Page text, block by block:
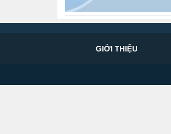
GIỚI THIỆU